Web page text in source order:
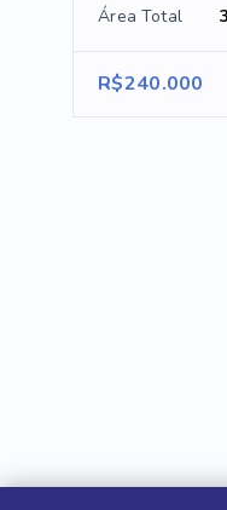
Área Total
R$240.000